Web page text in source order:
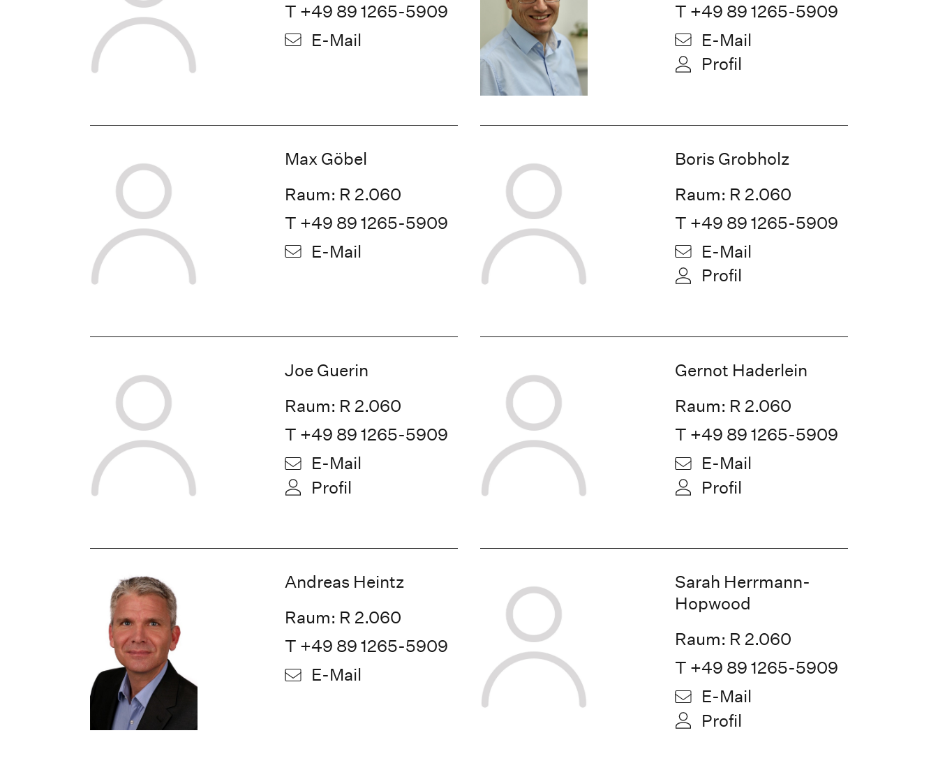
T +49 89 1265-5909
E-Mail
T +49 89 1265-5909
E-Mail
Profil
Max Göbel
Raum: R 2.060
T +49 89 1265-5909
E-Mail
Boris Grobholz
Raum: R 2.060
T +49 89 1265-5909
E-Mail
Profil
Joe Guerin
Raum: R 2.060
T +49 89 1265-5909
E-Mail
Profil
Gernot Haderlein
Raum: R 2.060
T +49 89 1265-5909
E-Mail
Profil
Andreas Heintz
Raum: R 2.060
T +49 89 1265-5909
E-Mail
Sarah Herrmann-
Hopwood
Raum: R 2.060
T +49 89 1265-5909
E-Mail
Profil